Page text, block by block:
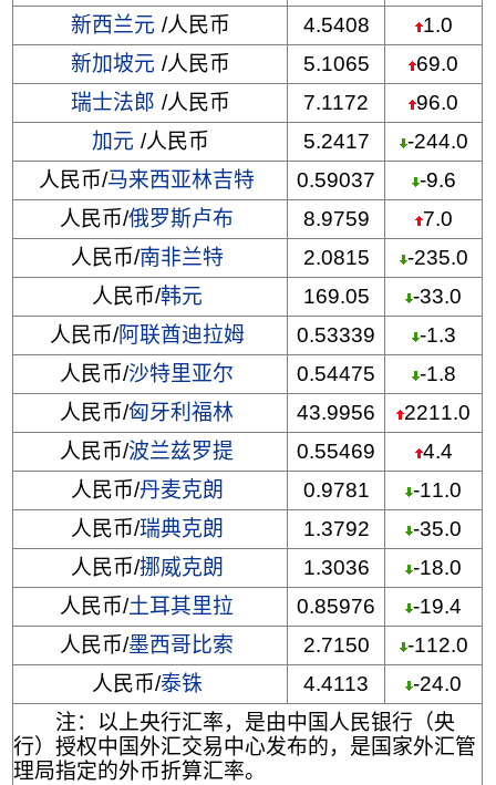
新西兰元 /人民币 4.5408
1.0
新加坡元 /人民币 5.1065
69.0
瑞士法郎 /人民币 7.1172
96.0
加元 /人民币 5.2417
-244.0
人民币/马来西亚林吉特 0.59037
-9.6
人民币/俄罗斯卢布 8.9759
7.0
人民币/南非兰特 2.0815
-235.0
人民币/韩元 169.05
-33.0
人民币/阿联酋迪拉姆 0.53339
-1.3
人民币/沙特里亚尔 0.54475
-1.8
人民币/匈牙利福林 43.9956
2211.0
人民币/波兰兹罗提 0.55469
4.4
人民币/丹麦克朗 0.9781
-11.0
人民币/瑞典克朗 1.3792
-35.0
人民币/挪威克朗 1.3036
-18.0
人民币/土耳其里拉 0.85976
-19.4
人民币/墨西哥比索 2.7150
-112.0
人民币/泰铢 4.4113
-24.0
注：以上央行汇率，是由中国人民银行（央
行）授权中国外汇交易中心发布的，是国家外汇管
理局指定的外币折算汇率。